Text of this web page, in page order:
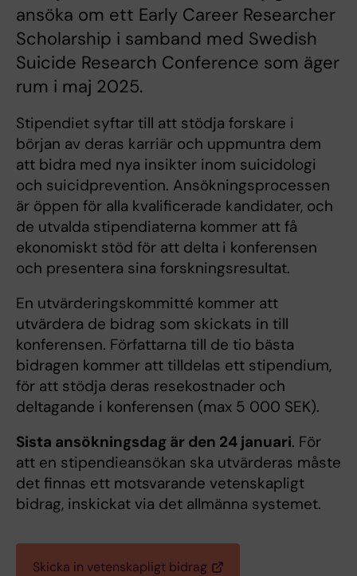
ansöka om ett Early Career Researcher
Scholarship i samband med Swedish
Suicide Research Conference som äger
rum i maj 2025.
Stipendiet syftar till att stödja forskare i
början av deras karriär och uppmuntra dem
att bidra med nya insikter inom suicidologi
och suicidprevention. Ansökningsprocessen
är öppen för alla kvalificerade kandidater, och
de utvalda stipendiaterna kommer att få
ekonomiskt stöd för att delta i konferensen
och presentera sina forskningsresultat.
En utvärderingskommitté kommer att
utvärdera de bidrag som skickats in till
konferensen. Författarna till de tio bästa
bidragen kommer att tilldelas ett stipendium,
för att stödja deras resekostnader och
deltagande i konferensen (max 5 000 SEK).
Sista ansökningsdag är den 24 januari. För
att en stipendieansökan ska utvärderas måste
det finnas ett motsvarande vetenskapligt
bidrag, inskickat via det allmänna systemet.
Skicka in vetenskapligt bidrag